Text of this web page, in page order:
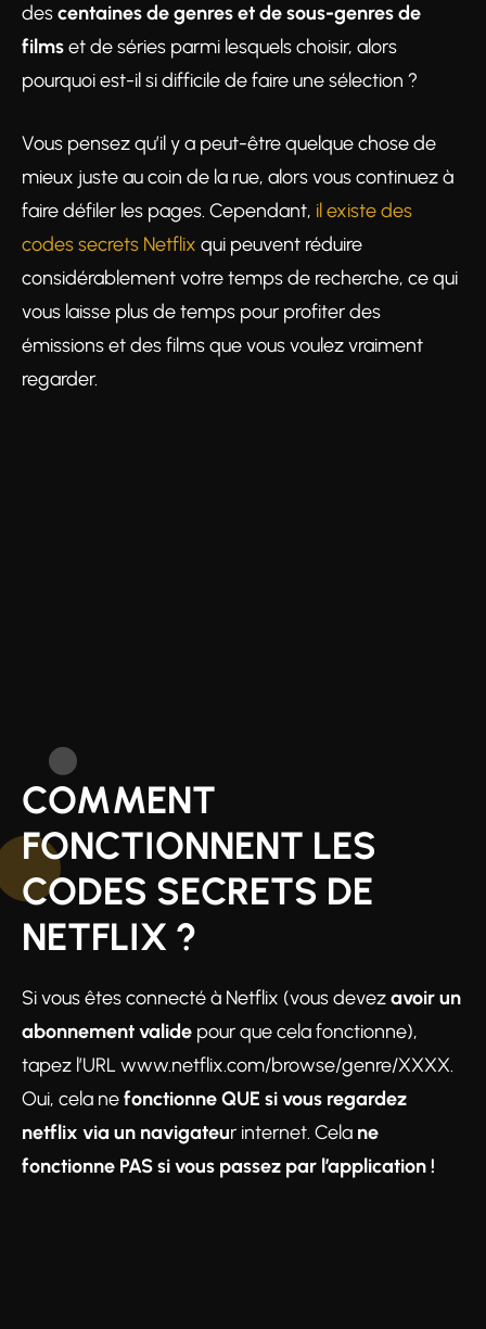
descentaines de genres et de sous-genres de
filmset de séries parmi lesquels choisir, alors
pourquoi est-il si difficile de faire une sélection ?
Vous pensez qu’il y a peut-être quelque chose de
mieux juste au coin de la rue, alors vous continuez à
faire défiler les pages. Cependant, il existe des
codes secrets Netflix qui peuvent réduire
considérablement votre temps de recherche, ce qui
vous laisse plus de temps pour profiter des
émissions et des films que vous voulez vraiment
regarder.
COMMENT
FONCTIONNENT LES
CODES SECRETS DE
NETFLIX ?
Si vous êtes connecté à Netflix (vous devezavoir un
abonnement valide pour que cela fonctionne),
tapez l’URL www.netflix.com/browse/genre/XXXX.
Oui, cela nefonctionne QUE si vous regardez
netflix via un navigateur internet. Cela ne
fonctionne PAS si vous passez par l’application !